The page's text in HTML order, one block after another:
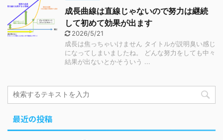
成長曲線は直線じゃないので努力は継続
して初めて効果が出ます
2026/5/21
成長は焦っちゃいけません タイトルが説明臭い感じ
になってしまいましたね。 どんな努力をしても中々
結果が出ないとかそういう ...
最近の投稿